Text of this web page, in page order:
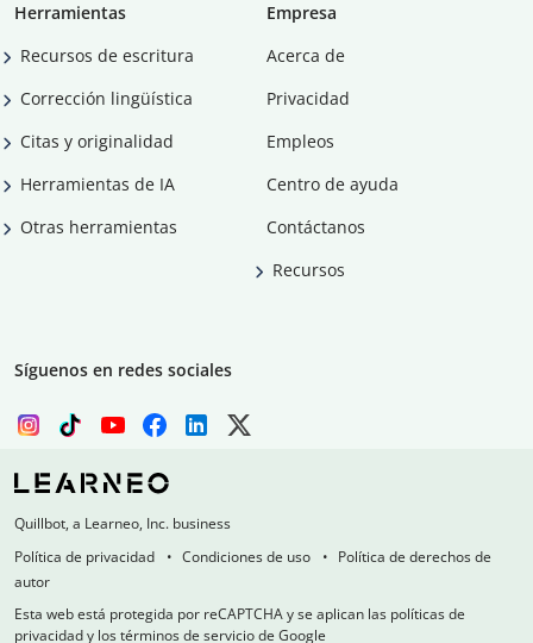
Herramientas
Recursos de escritura
Corrección lingüística
Citas y originalidad
Herramientas de IA
Otras herramientas
Empresa
Acerca de
Privacidad
Empleos
Centro de ayuda
Contáctanos
Recursos
Síguenos en redes sociales
Quillbot, a Learneo, Inc. business
Política de privacidad
Condiciones de uso
Política de derechos de
autor
Esta web está protegida por reCAPTCHA y se aplican las políticas de
privacidad y los términos de servicio de Google